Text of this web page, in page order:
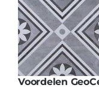
Voordelen